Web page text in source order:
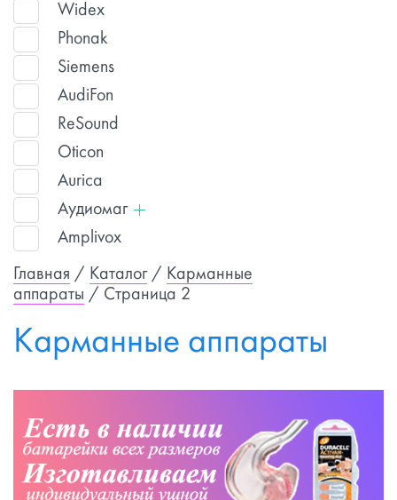
Widex
Phonak
Siemens
AudiFon
ReSound
Oticon
Aurica
Аудиомаг
Amplivox
Главная / Каталог/ Карманные
аппараты / Страница 2
Карманные аппараты